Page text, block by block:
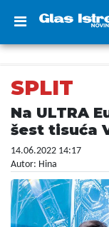
SPLIT
Na ULTRA
šest tisuća
14.06.2022 14:17
Autor: Hina